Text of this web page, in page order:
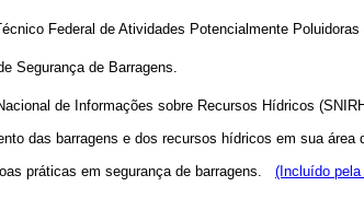
Federal de Atividades Potencialmente
Segurança de Barragens.
de Informações sobre Recursos Hídricos
das barragens e dos recursos hídricos em sua
práticas em segurança de barragens. (Incluído pela